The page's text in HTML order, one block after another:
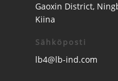
Gaoxin District,
Kiina
Sähköposti
lb4@lb-ind.com